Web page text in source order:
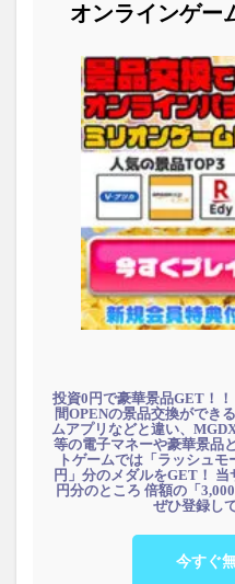
オンラインゲー
投資0円で豪華景品GET！
間OPENの景品交換ができ
ムアプリなどと違い、
等の電子マネーや豪華景品
トゲームでは「ラッシュ
円」分のメダルをGET！
円分のところ 倍額の「
ぜひ登録し
今すぐ